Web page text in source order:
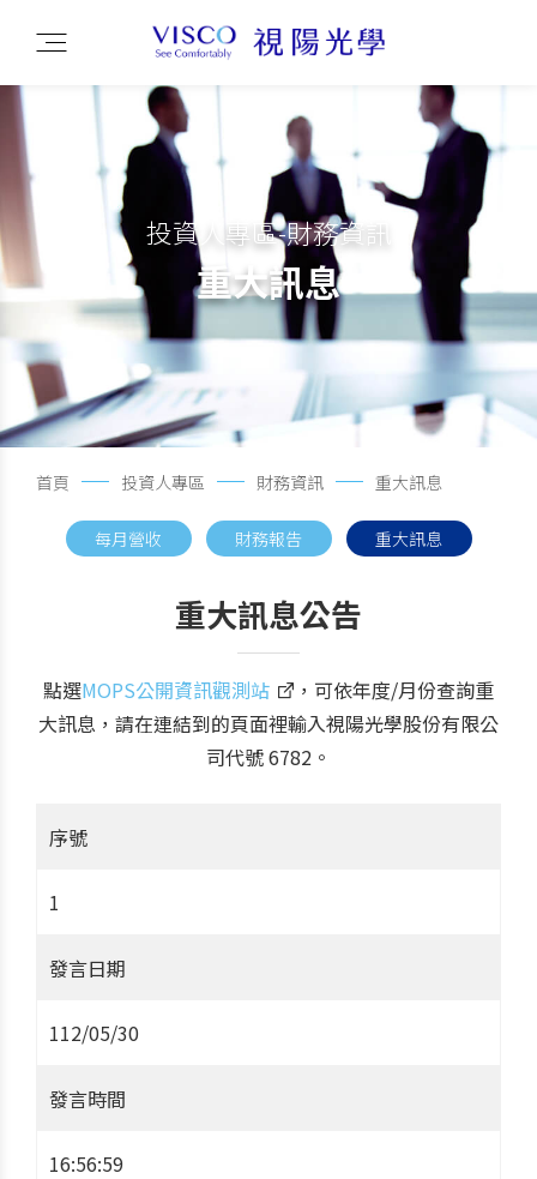
投資人專區-財務資訊
重大訊息
首頁 投資人專區 財務資訊 重大訊息
每月營收 財務報告 重大訊息
重大訊息公告
點選MOPS公開資訊觀測站
，可依年度/月份查詢重
大訊息，請在連結到的頁面裡輸入視陽光學股份有限公
司代號 6782。
序號
1
發言日期
112/05/30
發言時間
16:56:59